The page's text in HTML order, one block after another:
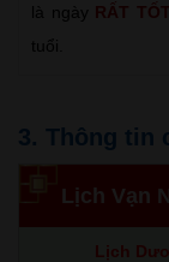
là ngày RẤT TỐT
tuổi.
3. Thông tin
Lịch Vạn
Lịch